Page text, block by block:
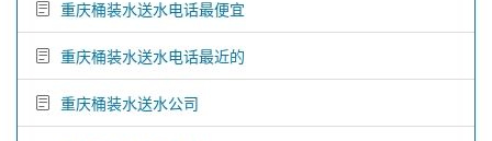
重庆桶装水送水电话最便宜
重庆桶装水送水电话最近的
重庆桶装水送水公司